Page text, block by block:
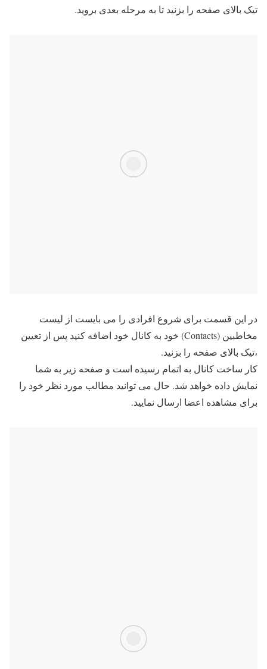
تیک بالای صفحه را بزنید تا به مرحله بعدی بروید.
در این قسمت برای شروع افرادی را می بایست از لیست
مخاطبین (Contacts) خود به کانال خود اضافه کنید پس از تعیین
،تیک بالای صفحه را بزنید.
کار ساخت کانال به اتمام رسیده است و صفحه زیر به شما
نمایش داده خواهد شد. حال می توانید مطالب مورد نظر خود را
برای مشاهده اعضا ارسال نمایید.